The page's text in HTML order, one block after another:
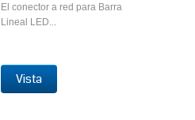
El conector a red para Barra
Lineal LED...
Vista